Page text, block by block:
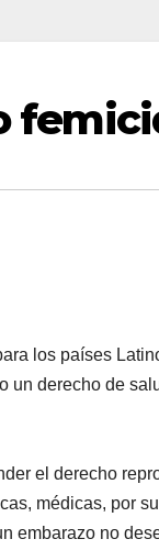
los países
un derecho de
el derecho
médicas, por
embarazo no